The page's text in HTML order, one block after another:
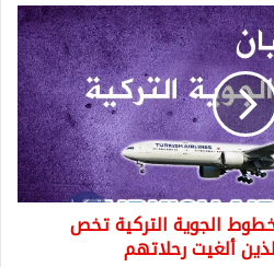
الجوية التركية تخص
ألغيت رحلاتهم